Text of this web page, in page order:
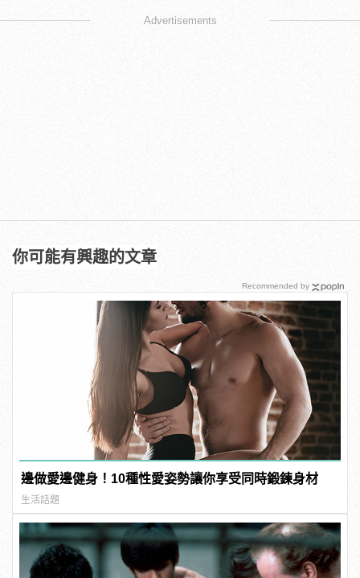
Advertisements
你可能有興趣的文章
邊做愛邊健身！10種性愛姿勢讓你享受同時鍛鍊身材
生活話題
Recommended by